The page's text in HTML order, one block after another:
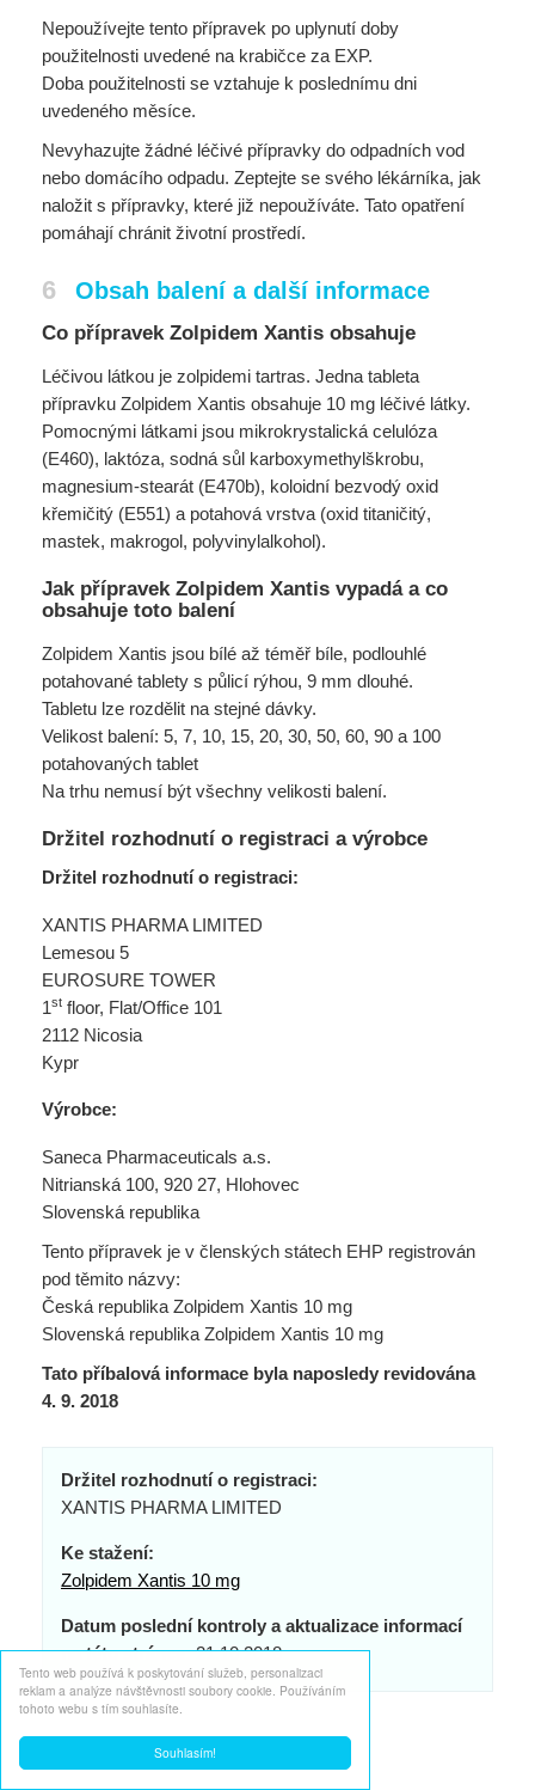
Souhlasím!
Tento web používá k poskytování služeb, personalizaci
reklam a analýze návštěvnosti soubory cookie. Používáním
tohoto webu s tím souhlasíte.
Nepoužívejte tento přípravek po uplynutí doby
použitelnosti uvedené na krabičce za EXP.
Doba použitelnosti se vztahuje k poslednímu dni
uvedeného měsíce.
Nevyhazujte žádné léčivé přípravky do odpadních vod
nebo domácího odpadu. Zeptejte se svého lékárníka, jak
naložit s přípravky, které již nepoužíváte. Tato opatření
pomáhají chránit životní prostředí.
6 Obsah balení a další informace
Co přípravek Zolpidem Xantis obsahuje
Léčivou látkou je zolpidemi tartras. Jedna tableta
přípravku Zolpidem Xantis obsahuje 10 mg léčivé látky.
Pomocnými látkami jsou mikrokrystalická celulóza
(E460), laktóza, sodná sůl karboxymethylškrobu,
magnesium-stearát (E470b), koloidní bezvodý oxid
křemičitý (E551) a potahová vrstva (oxid titaničitý,
mastek, makrogol, polyvinylalkohol).
Jak přípravek Zolpidem Xantis vypadá a co
obsahuje toto balení
Zolpidem Xantis jsou bílé až téměř bíle, podlouhlé
potahované tablety s půlicí rýhou, 9 mm dlouhé.
Tabletu lze rozdělit na stejné dávky.
Velikost balení: 5, 7, 10, 15, 20, 30, 50, 60, 90 a 100
potahovaných tablet
Na trhu nemusí být všechny velikosti balení.
Držitel rozhodnutí o registraci a výrobce
Držitel rozhodnutí o registraci:
XANTIS PHARMA LIMITED
Lemesou 5
EUROSURE TOWER
1st floor, Flat/Office 101
2112 Nicosia
Kypr
Výrobce:
Saneca Pharmaceuticals a.s.
Nitrianská 100, 920 27, Hlohovec
Slovenská republika
Tento přípravek je v členských státech EHP registrován
pod těmito názvy:
Česká republika Zolpidem Xantis 10 mg
Slovenská republika Zolpidem Xantis 10 mg
Tato příbalová informace byla naposledy revidována
4. 9. 2018
Držitel rozhodnutí o registraci:
XANTIS PHARMA LIMITED
Ke stažení:
Zolpidem Xantis 10 mg
Datum poslední kontroly a aktualizace informací
na této stránce: 21.10.2018